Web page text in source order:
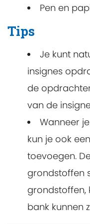
Pen en
Tips
Je kunt
insignes
de
van de
Wanneer
kun je ook
toevoegen.
grondstoffen
grondstoffen,
bank kunnen